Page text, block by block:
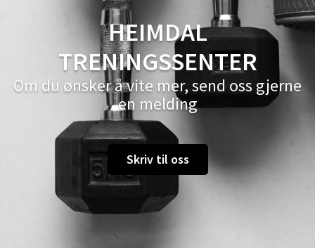
HEIMDAL
TRENINGSSENTER
Om du ønsker å vite mer, send oss gjerne
en melding
Skriv til oss